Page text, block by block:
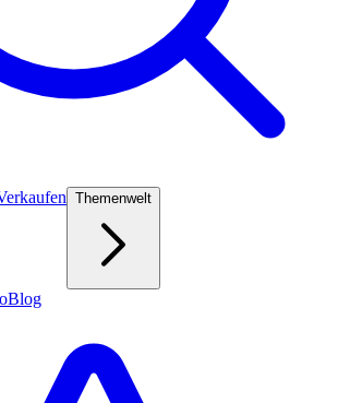
Themenwelt
Blog